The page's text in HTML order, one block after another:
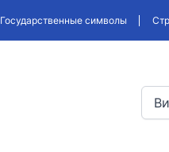
Государственные символы